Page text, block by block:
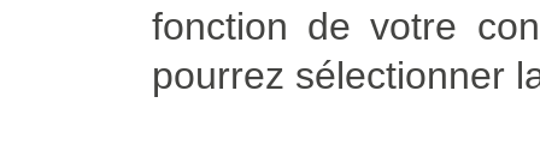
fonction de votre
pourrez sélectionner